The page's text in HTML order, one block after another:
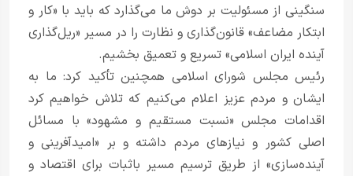
سنگینی از مسئولیت بر دوش ما می‌گذارد که باید با «کار و
ابتکار مضاعف» قانون‌گذاری و نظارت را در مسیر «ریل‌گذاری
آینده ایران اسلامی» تسریع و تعمیق بخشیم.
رئیس مجلس شورای اسلامی همچنین تأکید کرد: ما به
ایشان و مردم عزیز اعلام می‌کنیم که تلاش خواهیم کرد
اقدامات مجلس «نسبت مستقیم و مشهود» با مسائل
اصلی کشور و نیازهای مردم داشته و بر «امیدآفرینی و
آینده‌سازی» از طریق ترسیم مسیر باثبات برای اقتصاد و